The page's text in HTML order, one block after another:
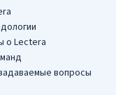
о Lectera
вопросы